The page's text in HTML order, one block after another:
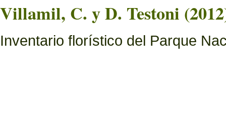
Villamil, C. y D. Testoni
Inventario florístico del Parque